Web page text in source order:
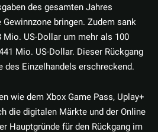
des gesamten Jahres
bringen. Zudem sank
Mio. US-Dollar um mehr als 100
Mio. US-Dollar. Dieser Rückgang
Einzelhandels erschreckend.
wie dem Xbox Game Pass, Uplay+
die digitalen Märkte und der Online
Hauptgründe für den Rückgang im